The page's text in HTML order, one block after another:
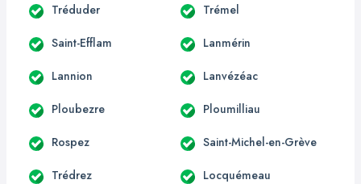
Tréduder Trémel
Saint-Efflam Lanmérin
Lannion Lanvézéac
Ploubezre Ploumilliau
Rospez Saint-Michel-en-Grève
Trédrez Locquémeau